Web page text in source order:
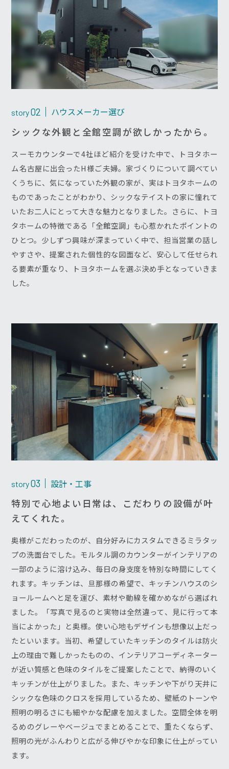
story02 ハウスメーカー選び
シックな外観と全館空調が欲しかったから。
スーモカウンターで4社ほど紹介を受けた中で、トヨタホー
ム名古屋に出会ったH様ご夫婦。家づくりについて調べてい
くうちに、気になっていた外観の家が、実はトヨタホームの
ものであったことがわかり、シックなテイストの家に憧れて
いたお二人にとって大きな魅力となりました。さらに、トヨ
タホームの特徴である「全館空調」も心惹かれたポイントの
ひとつ。少しずつ興味が深まっていく中で、担当営業の話し
やすさや、提案された個性的な図面など、安心して任せられ
る要素が重なり、トヨタホームを選ぶ決め手となっていきま
した。
story03 設計・工事
特別で心地よい日常は、こだわりの設備が叶
えてくれた。
奥様がこだわったのが、自分好みにカスタムできるミラタッ
プの洗面台でした。モルタル調のカウンターがインテリアの
一部のように溶け込み、毎日の身支度を特別な時間にしてく
れます。キッチンは、旦那様の希望で、キッチンハウスのシ
ョールームへと足を運び、素材や動線を確かめながら選ばれ
ました。「写真で見るのと実物は全然違って、見に行って本
当によかった」と奥様。使い心地もデザインも想像以上だっ
たといいます。当初、希望していたキッチンのタイルは防火
上の理由で難しかったものの、インテリアコーディネーター
が近い質感と色味のタイルをご提案したことで、納得のいく
キッチンが仕上がりました。また、キッチンや下がり天井に
シックな色味のクロスを採用しているため、壁紙のトーンや
照明の明るさにも細やかな配慮を加えました。空間全体を明
るめのグレーやベージュでまとめることで、重たくならず、
照明の光がふんわりと広がる伸びやかな印象に仕上がってい
ます。